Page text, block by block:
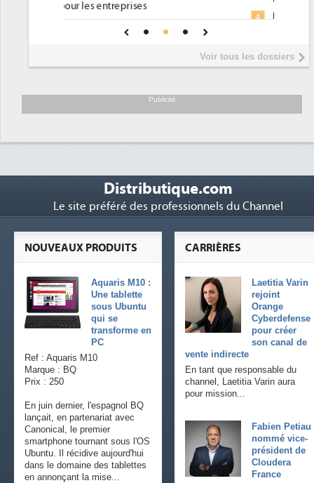
Phocea DC dans les cordes pour la
Interview de Fabrice Coquio,
président de Digital Realty...
soutient les...
Voir tous les dossiers
Publicité
Distributique.com
Le site préféré des professionnels du Channel
CARRIÈRES
Laetitia Varin
rejoint
Orange
Cyberdefense
pour créer
son canal de
vente indirecte
En tant que responsable du
channel, Laetitia Varin aura
pour mission...
Fabien Petiau
nommé vice-
président de
Cloudera
France
NOUVEAUX PRODUITS
Aquaris M10 :
Une tablette
sous Ubuntu
qui se
transforme en
PC
Ref : Aquaris M10
Marque : BQ
Prix : 250
En juin dernier, l'espagnol BQ
lançait, en partenariat avec
Canonical, le premier
smartphone tournant sous l'OS
Ubuntu. Il récidive aujourd'hui
dans le domaine des tablettes
en annonçant la mise...